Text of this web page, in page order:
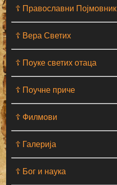
☦ Православни Појмовник
☦ Вера Светих
☦ Поуке светих отаца
☦ Поучне приче
☦ Филмови
☦ Галерија
☦ Бог и наука